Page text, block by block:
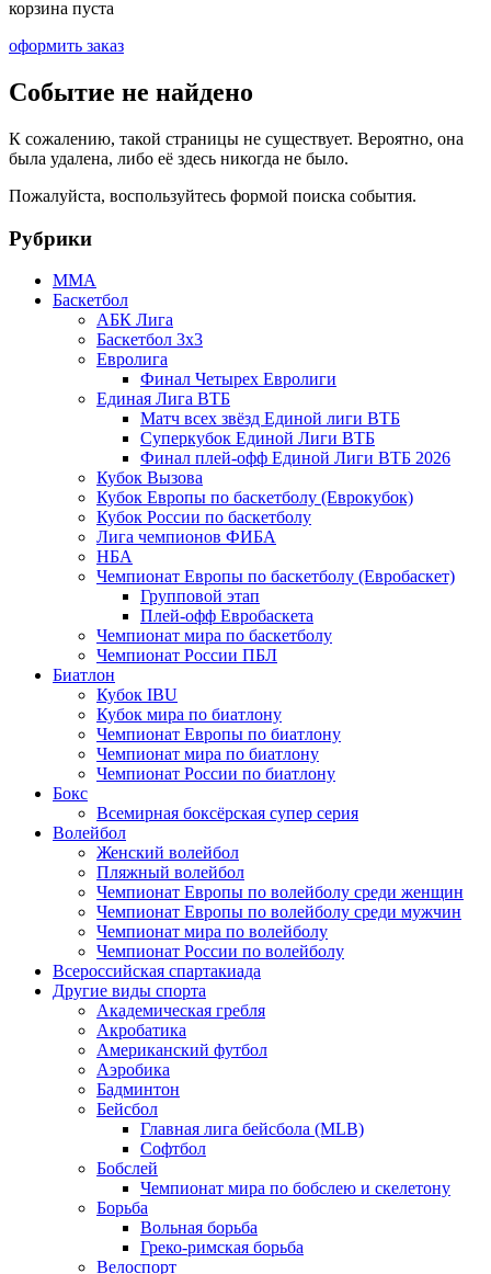
корзина пуста
оформить заказ
Событие не найдено
К сожалению, такой страницы не существует. Вероятно, она
была удалена, либо её здесь никогда не было.
Пожалуйста, воспользуйтесь формой поиска события.
Рубрики
MMA
Баскетбол
АБК Лига
Баскетбол 3х3
Евролига
Финал Четырех Евролиги
Единая Лига ВТБ
Матч всех звёзд Единой лиги ВТБ
Суперкубок Единой Лиги ВТБ
Финал плей-офф Единой Лиги ВТБ 2026
Кубок Вызова
Кубок Европы по баскетболу (Еврокубок)
Кубок России по баскетболу
Лига чемпионов ФИБА
НБА
Чемпионат Европы по баскетболу (Евробаскет)
Групповой этап
Плей-офф Евробаскета
Чемпионат мира по баскетболу
Чемпионат России ПБЛ
Биатлон
Кубок IBU
Кубок мира по биатлону
Чемпионат Европы по биатлону
Чемпионат мира по биатлону
Чемпионат России по биатлону
Бокс
Всемирная боксёрская супер серия
Волейбол
Женский волейбол
Пляжный волейбол
Чемпионат Европы по волейболу среди женщин
Чемпионат Европы по волейболу среди мужчин
Чемпионат мира по волейболу
Чемпионат России по волейболу
Всероссийская спартакиада
Другие виды спорта
Академическая гребля
Акробатика
Американский футбол
Аэробика
Бадминтон
Бейсбол
Главная лига бейсбола (MLB)
Софтбол
Бобслей
Чемпионат мира по бобслею и скелетону
Борьба
Вольная борьба
Греко-римская борьба
Велоспорт